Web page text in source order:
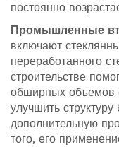
постоянно
Промышленные
включают
переработанного
строительстве
обширных объемов
улучшить
дополнительную
того, его